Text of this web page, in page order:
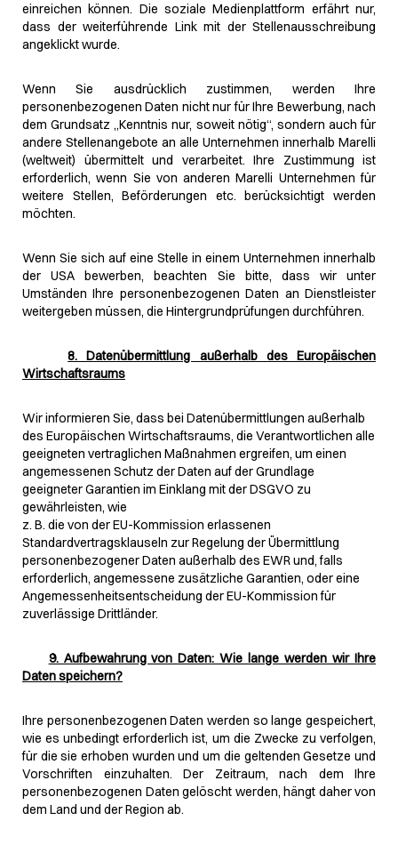
einreichen können. Die soziale Medienplattform erfährt nur,
dass der weiterführende Link mit der Stellenausschreibung
angeklickt wurde.
Wenn Sie ausdrücklich zustimmen, werden Ihre
personenbezogenen Daten nicht nur für Ihre Bewerbung, nach
dem Grundsatz „Kenntnis nur, soweit nötig“, sondern auch für
andere Stellenangebote an alle Unternehmen innerhalb Marelli
(weltweit) übermittelt und verarbeitet. Ihre Zustimmung ist
erforderlich, wenn Sie von anderen Marelli Unternehmen für
weitere Stellen, Beförderungen etc. berücksichtigt werden
möchten.
Wenn Sie sich auf eine Stelle in einem Unternehmen innerhalb
der USA bewerben, beachten Sie bitte, dass wir unter
Umständen Ihre personenbezogenen Daten an Dienstleister
weitergeben müssen, die Hintergrundprüfungen durchführen.
8. Datenübermittlung außerhalb des Europäischen
Wirtschaftsraums
Wir informieren Sie, dass bei Datenübermittlungen außerhalb
des Europäischen Wirtschaftsraums, die Verantwortlichen alle
geeigneten vertraglichen Maßnahmen ergreifen, um einen
angemessenen Schutz der Daten auf der Grundlage
geeigneter Garantien im Einklang mit der DSGVO zu
gewährleisten, wie
z. B. die von der EU-Kommission erlassenen
Standardvertragsklauseln zur Regelung der Übermittlung
personenbezogener Daten außerhalb des EWR und, falls
erforderlich, angemessene zusätzliche Garantien, oder eine
Angemessenheitsentscheidung der EU-Kommission für
zuverlässige Drittländer.
9. Aufbewahrung von Daten: Wie lange werden wir Ihre
Daten speichern?
Ihre personenbezogenen Daten werden so lange gespeichert,
wie es unbedingt erforderlich ist, um die Zwecke zu verfolgen,
für die sie erhoben wurden und um die geltenden Gesetze und
Vorschriften einzuhalten. Der Zeitraum, nach dem Ihre
personenbezogenen Daten gelöscht werden, hängt daher von
dem Land und der Region ab.